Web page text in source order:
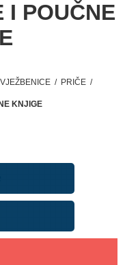
I POUČNE
/ PRIČE /
KNJIGE